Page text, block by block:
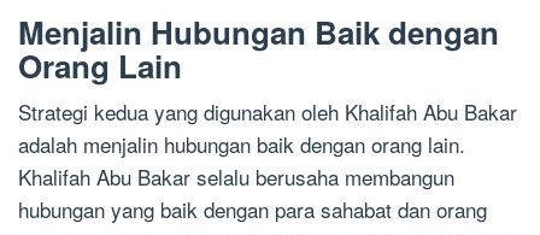
Menjalin Hubungan Baik dengan
Orang Lain
Strategi kedua yang digunakan oleh Khalifah Abu Bakar
adalah menjalin hubungan baik dengan orang lain.
Khalifah Abu Bakar selalu berusaha membangun
hubungan yang baik dengan para sahabat dan orang